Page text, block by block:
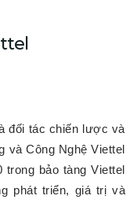
đối tác chiến lược và
và Công Nghệ Viettel
bảo tàng Viettel
phát triển, giá trị và